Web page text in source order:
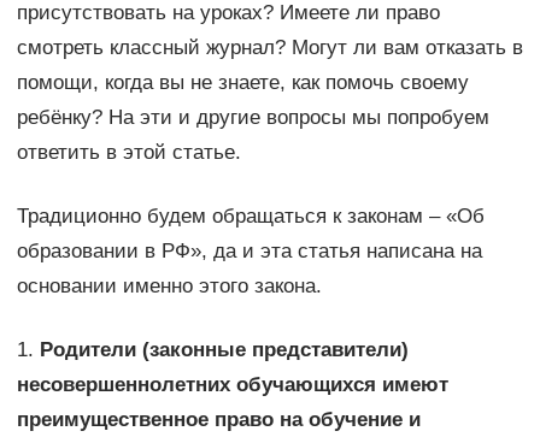
присутствовать на уроках? Имеете ли право
смотреть классный журнал? Могут ли вам отказать в
помощи, когда вы не знаете, как помочь своему
ребёнку? На эти и другие вопросы мы попробуем
ответить в этой статье.
Традиционно будем обращаться к законам – «Об
образовании в РФ», да и эта статья написана на
основании именно этого закона.
1. Родители (законные представители)
несовершеннолетних обучающихся имеют
преимущественное право на обучение и